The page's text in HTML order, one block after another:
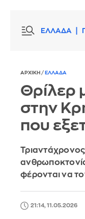
ΕΛΛΑΔΑ
ΑΡΧΙΚΗ / ΕΛΛΑΔΑ
Θρίλερ
στην
που
φέρονται να
21:14, 11.05.2026